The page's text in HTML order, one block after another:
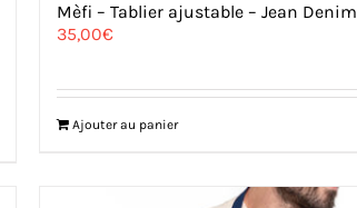
Mèfi – Tablier ajustable – Jean Denim
35,00€
Ajouter au panier